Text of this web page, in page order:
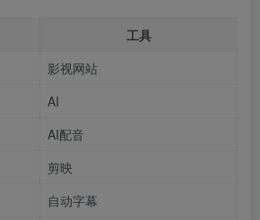
工具
影视网站
AI
AI配音
剪映
自动字幕